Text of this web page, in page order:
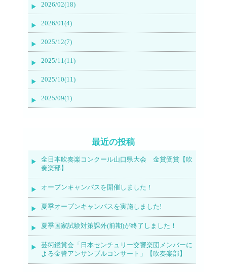
2026/02(18)
2026/01(4)
2025/12(7)
2025/11(11)
2025/10(11)
2025/09(1)
最近の投稿
全日本吹奏楽コンクール山口県大会 金賞受賞【吹
奏楽部】
オープンキャンパスを開催しました！
夏季オープンキャンパスを実施しました!
夏季国家試験対策課外(前期)が終了しました！
芸術鑑賞会「日本センチュリー交響楽団メンバーに
よる金管アンサンブルコンサート」【吹奏楽部】